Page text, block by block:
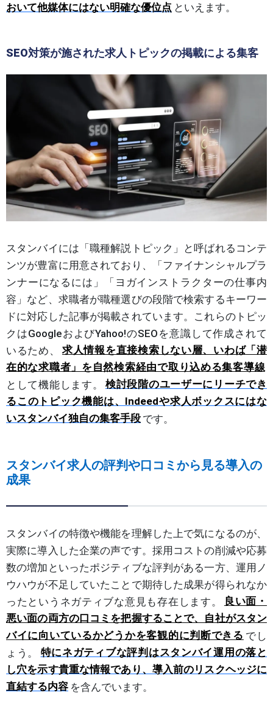
おいて他媒体にはない明確な優位点 といえます。
SEO対策が施された求人トピックの掲載による集客
スタンバイには「職種解説トピック」と呼ばれるコンテ
ンツが豊富に用意されており、「ファイナンシャルプラ
ンナーになるには」「ヨガインストラクターの仕事内
容」など、求職者が職種選びの段階で検索するキーワー
ドに対応した記事が掲載されています。これらのトピッ
クはGoogleおよびYahoo!のSEOを意識して作成されて
いるため、
求人情報を直接検索しない層、いわば「潜
在的な求職者」を自然検索経由で取り込める集客導線
として機能します。
検討段階のユーザーにリーチでき
るこのトピック機能は、Indeedや求人ボックスにはな
いスタンバイ独自の集客手段 です。
スタンバイ求人の評判や口コミから見る導入の
成果
スタンバイの特徴や機能を理解した上で気になるのが、
実際に導入した企業の声です。採用コストの削減や応募
数の増加といったポジティブな評判がある一方、運用ノ
ウハウが不足していたことで期待した成果が得られなか
ったというネガティブな意見も存在します。
良い面・
悪い面の両方の口コミを把握することで、自社がスタン
バイに向いているかどうかを客観的に判断できる でし
ょう。
特にネガティブな評判はスタンバイ運用の落と
し穴を示す貴重な情報であり、導入前のリスクヘッジに
直結する内容 を含んでいます。